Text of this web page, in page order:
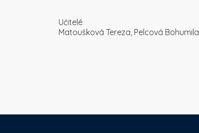
Učitelé
Matoušková Tereza, Pelcová Bohumila